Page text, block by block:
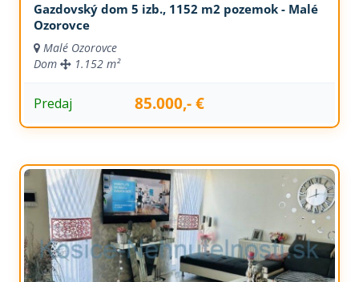
Gazdovský dom 5 izb., 1152 m2 pozemok - Malé
Ozorovce
Malé Ozorovce
Dom
1.152 m²
Predaj 85.000,- €